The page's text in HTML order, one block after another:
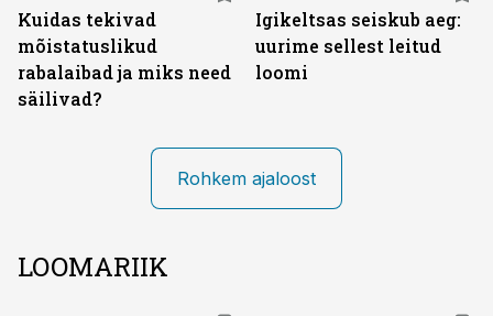
Kuidas tekivad
mõistatuslikud
rabalaibad ja miks need
säilivad?
Igikeltsas seiskub aeg:
uurime sellest leitud
loomi
Rohkem ajaloost
LOOMARIIK